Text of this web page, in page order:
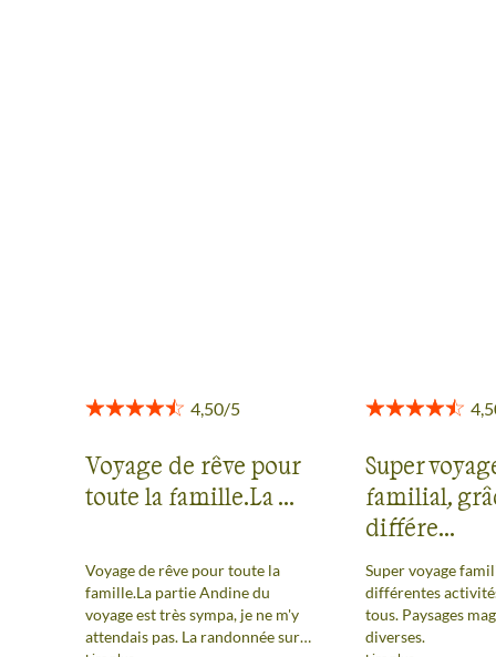
beaucoup aimé aussi le côté humain de ce
croise beaucoup de gens et, par contraste,
des sites très isolés où l’on ne voit que
quelques rares habitants.
Voyage de rêve pour
toute la famille.La ...
Voyage de rêve pour toute la
famille.La partie Andine du
voyage est très sympa, je ne m'y
attendais pas. La randonnée sur
Super
familial,
différe...
Super voyage
différentes
tous. Paysages
diverses.